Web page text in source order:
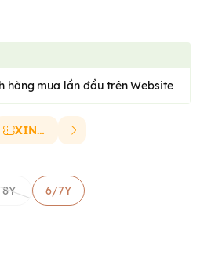
hàng mua lần đầu trên Website
XINCHAO
8Y 6/7Y